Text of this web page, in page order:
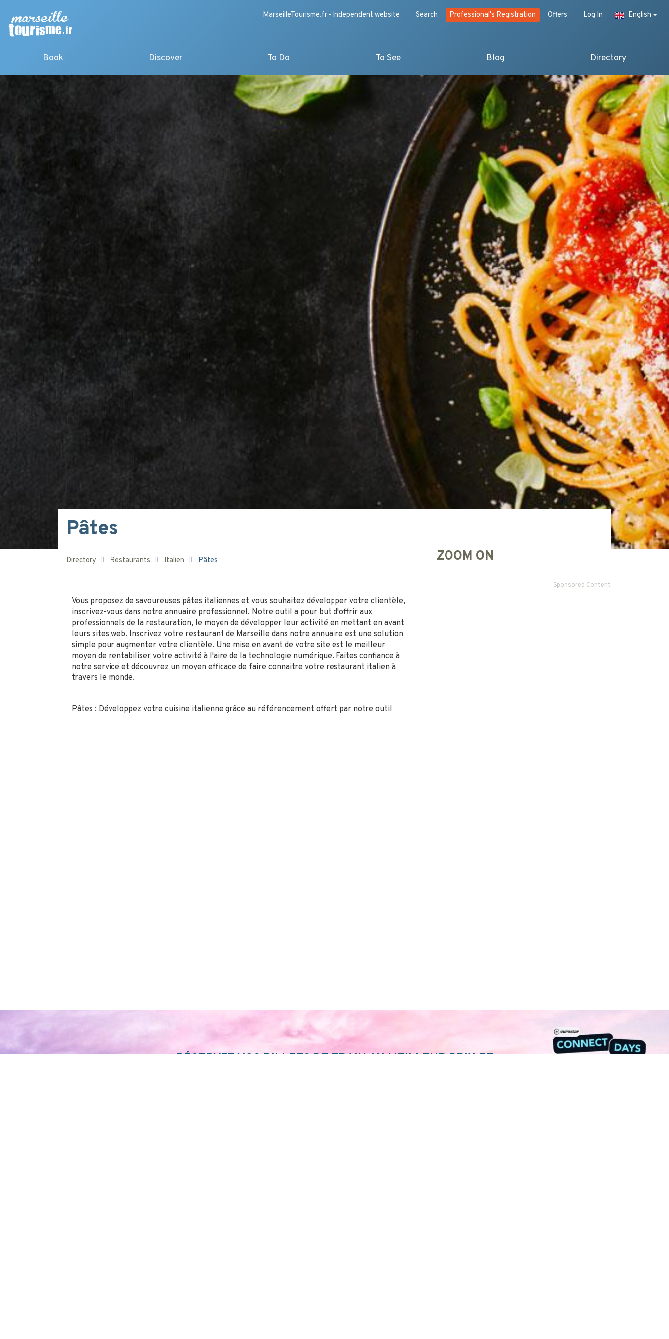
MarseilleTourisme.fr - Independent website Search Professional's Registration Offers Log In English
Book Discover To Do To See Blog Directory
Pâtes
Directory Restaurants Italien Pâtes
Vous proposez de savoureuses pâtes italiennes et vous souhaitez développer votre clientèle,
inscrivez-vous dans notre annuaire professionnel. Notre outil a pour but d'offrir aux
professionnels de la restauration, le moyen de développer leur activité en mettant en avant
leurs sites web. Inscrivez votre restaurant de Marseille dans notre annuaire est une solution
simple pour augmenter votre clientèle. Une mise en avant de votre site est le meilleur
moyen de rentabiliser votre activité à l'aire de la technologie numérique. Faites confiance à
notre service et découvrez un moyen efficace de faire connaitre votre restaurant italien à
travers le monde.
Pâtes : Développez votre cuisine italienne grâce au référencement offert par notre outil
ZOOM ON
Sponsored Content
RÉSERVEZ VOS BILLETS DE TRAIN AU MEILLEUR PRIX ET